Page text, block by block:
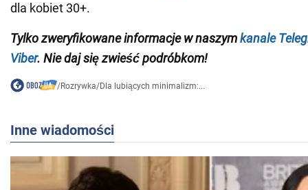
dla kobiet 30+.
Tylko zweryfikowane informacje w naszymkanale
Viber. Nie daj się zwieść podróbkom!
/Rozrywka/Dla lubiących minimalizm:...
Inne wiadomości